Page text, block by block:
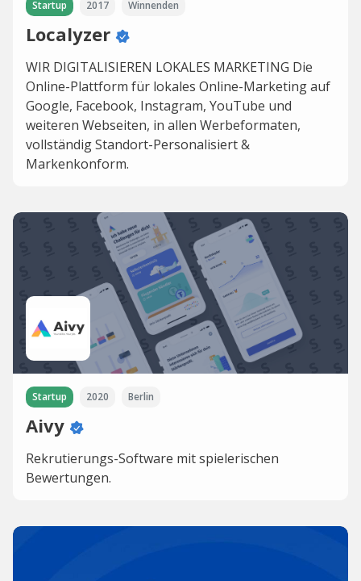
Startup 2017 Winnenden
Localyzer
WIR DIGITALI­SIEREN LOKALES MARKETING Die
Online-Plattform für lokales Online-Marketing auf
Google, Facebook, Instagram, YouTube und
weiteren Webseiten, in allen Werbeformaten,
vollständig Standort-Personalisiert &
Markenkonform.
Startup 2020 Berlin
Aivy
Rekrutierungs-Software mit spielerischen
Bewertungen.